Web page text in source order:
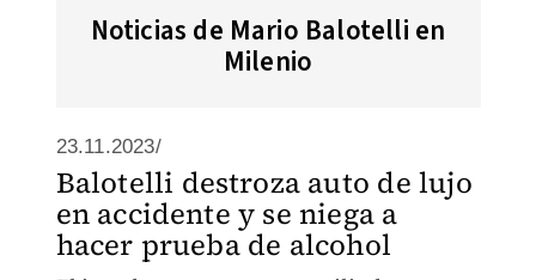
Noticias de Mario Balotelli en
Milenio
23.11.2023/
Balotelli destroza auto de lujo
en accidente y se niega a
hacer prueba de alcohol